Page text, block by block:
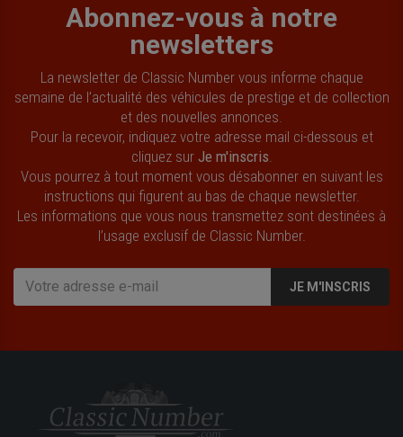
Abonnez-vous à notre
newsletters
La newsletter de Classic Number vous informe chaque
semaine de l’actualité des véhicules de prestige et de collection
et des nouvelles annonces.
Pour la recevoir, indiquez votre adresse mail ci-dessous et
cliquez sur Je m'inscris
Vous pourrez à tout moment vous désabonner en suivant les
instructions qui figurent au bas de chaque newsletter.
Les informations que vous nous transmettez sont destinées à
l’usage exclusif de Classic Number.
JE M'INSCRIS